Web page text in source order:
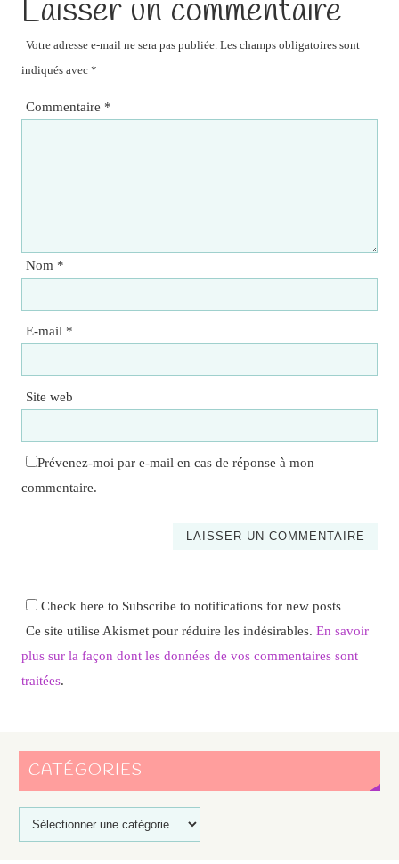
Laisser un commentaire
Votre adresse e-mail ne sera pas publiée. Les champs obligatoires sont
indiqués avec *
Commentaire *
Nom *
E-mail *
Site web
Prévenez-moi par e-mail en cas de réponse à mon
commentaire.
Check here to Subscribe to notifications for new posts
Ce site utilise Akismet pour réduire les indésirables. En savoir
plus sur la façon dont les données de vos commentaires sont
traitées.
CATÉGORIES